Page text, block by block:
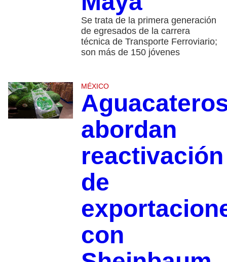
Se trata de la primera generación
de egresados de la carrera
técnica de Transporte Ferroviario;
son más de 150 jóvenes
MÉXICO
abordan
reactivación
de
con